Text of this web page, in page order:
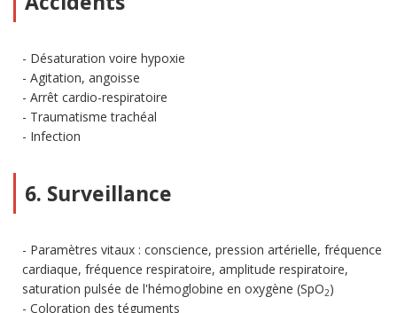
Désaturation voire hypoxie
Agitation, angoisse
Arrêt cardio-respiratoire
Traumatisme trachéal
Infection
6. Surveillance
Paramètres vitaux : conscience, pression artérielle, fréquence
cardiaque, fréquence respiratoire, amplitude respiratoire,
saturation pulsée de l'hémoglobine en oxygène (SpO2)
Coloration des téguments